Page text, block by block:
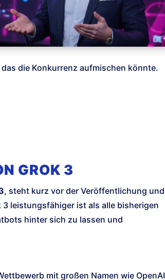
die Konkurrenz aufmischen könnte.
GROK 3
, steht kurz vor der Veröffentlichung und
leistungsfähiger ist als alle bisherigen
hinter sich zu lassen und
mit großen Namen wie OpenAI